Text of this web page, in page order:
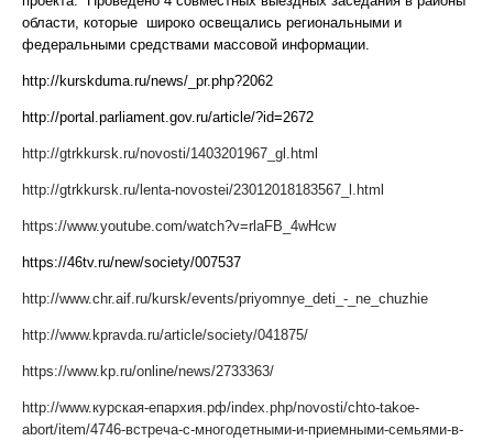
области, которые широко освещались региональными и
федеральными средствами массовой информации.
http://kurskduma.ru/news/_pr.php?2062
http://portal.parliament.gov.ru/article/?id=2672
http://gtrkkursk.ru/novosti/1403201967_gl.html
http://gtrkkursk.ru/lenta-novostei/23012018183567_l.html
https://www.youtube.com/watch?v=rlaFB_4wHcw
https://46tv.ru/new/society/007537
http://www.chr.aif.ru/kursk/events/priyomnye_deti_-_ne_chuzhie
http://www.kpravda.ru/article/society/041875/
https://www.kp.ru/online/news/2733363/
http://www.курская-епархия.рф/index.php/novosti/chto-takoe-
abort/item/4746-встреча-с-многодетными-и-приемными-семьями-в-